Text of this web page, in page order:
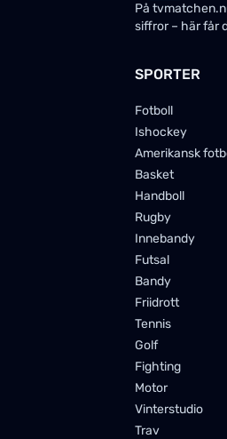
På
siffror – här får
SPORTER
Fotboll
Ishockey
Amerikansk
Basket
Handboll
Rugby
Innebandy
Futsal
Bandy
Friidrott
Tennis
Golf
Fighting
Motor
Vinterstudio
Trav